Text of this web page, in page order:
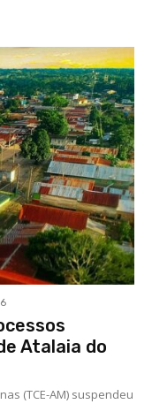
Atalaia do
(TCE-AM) suspendeu